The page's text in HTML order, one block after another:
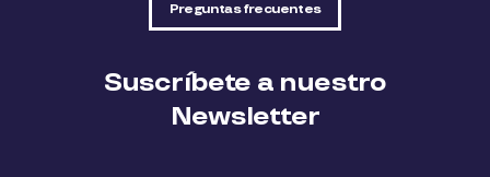
Preguntas frecuentes
Suscríbete a nuestro
Newsletter